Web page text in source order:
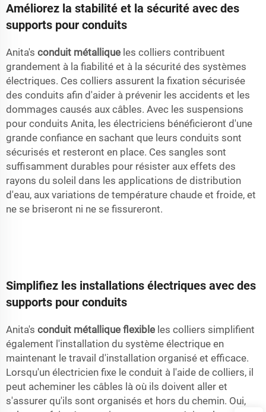
Améliorez la stabilité et la sécurité avec des
supports pour conduits
Anita's conduit métallique les colliers contribuent
grandement à la fiabilité et à la sécurité des systèmes
électriques. Ces colliers assurent la fixation sécurisée
des conduits afin d'aider à prévenir les accidents et les
dommages causés aux câbles. Avec les suspensions
pour conduits Anita, les électriciens bénéficieront d'une
grande confiance en sachant que leurs conduits sont
sécurisés et resteront en place. Ces sangles sont
suffisamment durables pour résister aux effets des
rayons du soleil dans les applications de distribution
d'eau, aux variations de température chaude et froide, et
ne se briseront ni ne se fissureront.
Simplifiez les installations électriques avec des
supports pour conduits
Anita's conduit métallique flexible les colliers simplifient
également l'installation du système électrique en
maintenant le travail d'installation organisé et efficace.
Lorsqu'un électricien fixe le conduit à l'aide de colliers, il
peut acheminer les câbles là où ils doivent aller et
s'assurer qu'ils sont organisés et hors du chemin. Oui,